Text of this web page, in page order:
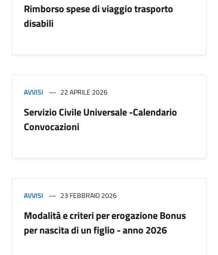
Rimborso spese di viaggio trasporto
disabili
AVVISI 22 APRILE 2026
Servizio Civile Universale -Calendario
Convocazioni
AVVISI 23 FEBBRAIO 2026
Modalità e criteri per erogazione Bonus
per nascita di un figlio - anno 2026